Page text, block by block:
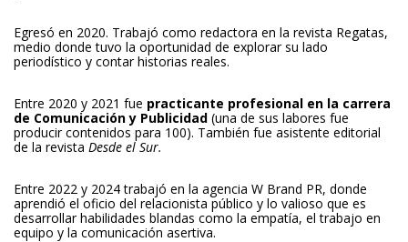
Egresó en 2020. Trabajó como redactora en la revista Regatas,
medio donde tuvo la oportunidad de explorar su lado
periodístico y contar historias reales.
Entre 2020 y 2021 fue practicante profesional en la carrera
de Comunicación y Publicidad (una de sus labores fue
producir contenidos para 100). También fue asistente editorial
de la revista Desde el Sur.
Entre 2022 y 2024 trabajó en la agencia W Brand PR, donde
aprendió el oficio del relacionista público y lo valioso que es
desarrollar habilidades blandas como la empatía, el trabajo en
equipo y la comunicación asertiva.